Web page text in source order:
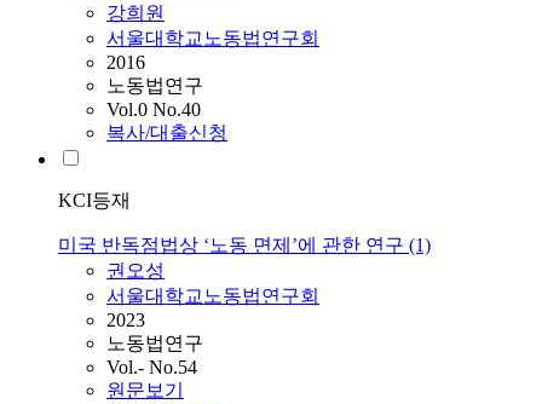
강희원
서울대학교노동법연구회
2016
노동법연구
Vol.0 No.40
복사/대출신청
KCI등재
미국 반독점법상 ‘노동 면제’에 관한 연구 (1)
권오성
서울대학교노동법연구회
2023
노동법연구
Vol.- No.54
원문보기